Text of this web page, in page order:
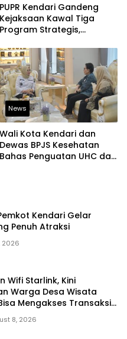
PUPR Kendari Gandeng
Kejaksaan Kawal Tiga
Program Strategis,
Bangun Infrastruktur
Berintegritas
News
Wali Kota Kendari dan
Dewas BPJS Kesehatan
Bahas Penguatan UHC dan
Kendari Gelar
Penuh Atraksi
2026
Wifi Starlink, Kini
Warga Desa Wisata
Mengakses Transaksi
8, 2026